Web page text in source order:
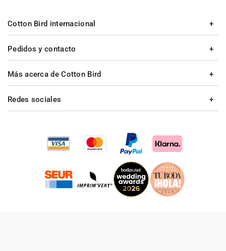
Pedidos y contacto
Más acerca de Cotton Bird
Cotton Bird internacional
Redes sociales